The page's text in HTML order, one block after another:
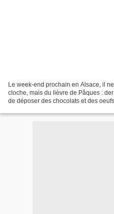
Le week-end prochain en Alsace, il
cloche, mais du lièvre de Pâques :
de déposer des chocolats et des